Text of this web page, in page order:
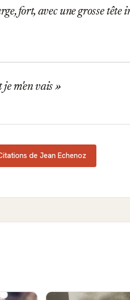
fort, avec une grosse tête
m'en vais
de Jean Echenoz